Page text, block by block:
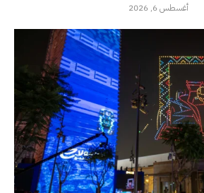
أغسطس 6, 2026